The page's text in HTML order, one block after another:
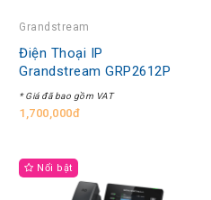
Grandstream
Điện Thoại IP
Grandstream GRP2612P
* Giá đã bao gồm VAT
1,700,000đ
Nổi bật